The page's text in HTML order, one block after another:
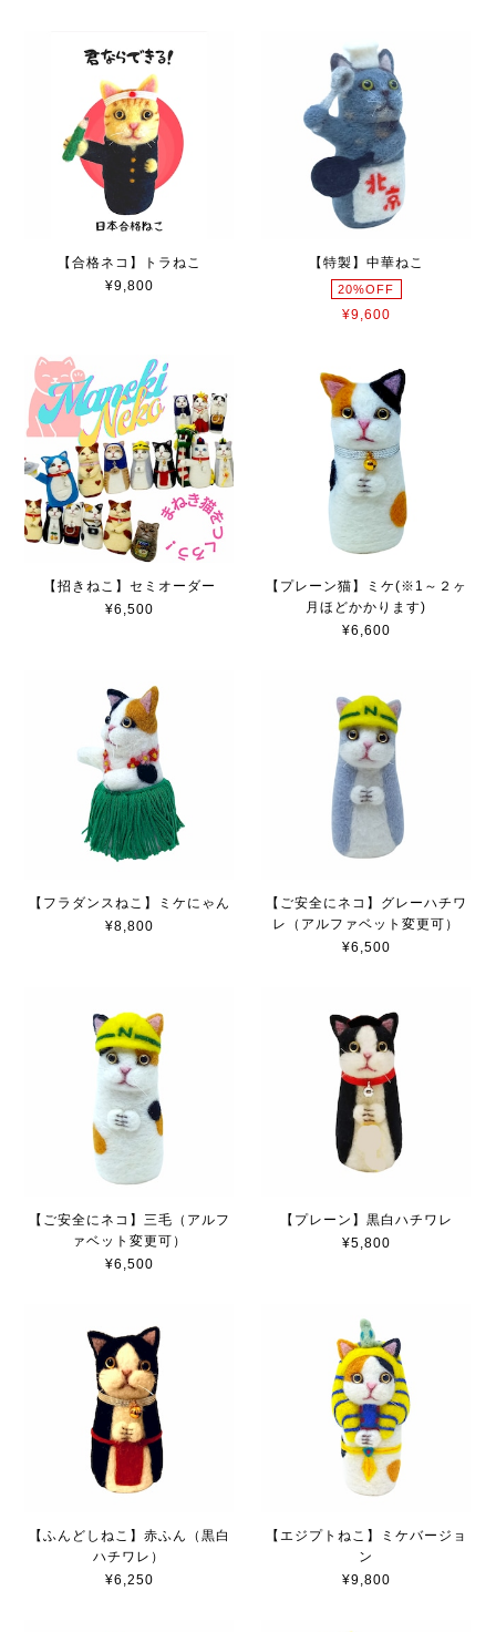
【合格ネコ】トラねこ
¥9,800
【特製】中華ねこ
20%OFF
¥9,600
【招きねこ】セミオーダー
¥6,500
【プレーン猫】ミケ(※1～２ヶ
月ほどかかります)
¥6,600
【フラダンスねこ】ミケにゃん
¥8,800
【ご安全にネコ】グレーハチワ
レ（アルファベット変更可）
¥6,500
【ご安全にネコ】三毛（アルフ
ァベット変更可）
¥6,500
【プレーン】黒白ハチワレ
¥5,800
【ふんどしねこ】赤ふん（黒白
ハチワレ）
¥6,250
【エジプトねこ】ミケバージョ
ン
¥9,800